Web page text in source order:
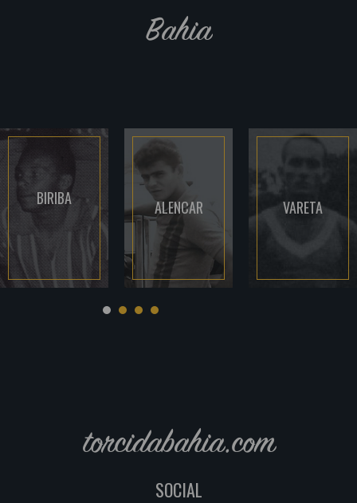
Bahia
BIRIBA ALENCAR VARETA
torcidabahia.com
SOCIAL